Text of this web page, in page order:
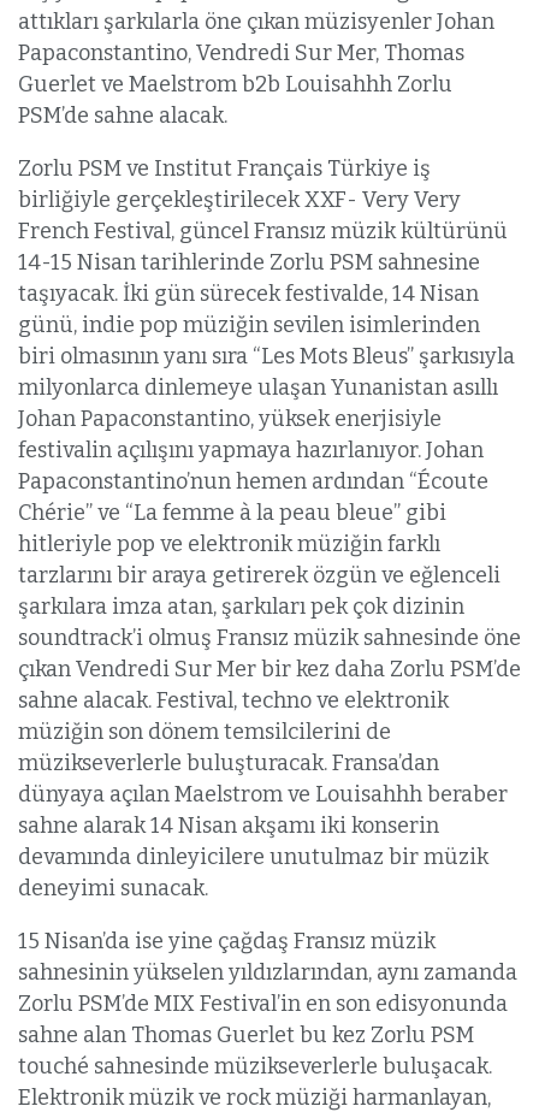
attıkları şarkılarla öne çıkan müzisyenler Johan
Papaconstantino, Vendredi Sur Mer, Thomas
Guerlet ve Maelstrom b2b Louisahhh Zorlu
PSM’de sahne alacak.
Zorlu PSM ve Institut Français Türkiye iş
birliğiyle gerçekleştirilecek XXF- Very Very
French Festival, güncel Fransız müzik kültürünü
14-15 Nisan tarihlerinde Zorlu PSM sahnesine
taşıyacak. İki gün sürecek festivalde, 14 Nisan
günü, indie pop müziğin sevilen isimlerinden
biri olmasının yanı sıra “Les Mots Bleus” şarkısıyla
milyonlarca dinlemeye ulaşan Yunanistan asıllı
Johan Papaconstantino, yüksek enerjisiyle
festivalin açılışını yapmaya hazırlanıyor. Johan
Papaconstantino’nun hemen ardından “Écoute
Chérie” ve “La femme à la peau bleue” gibi
hitleriyle pop ve elektronik müziğin farklı
tarzlarını bir araya getirerek özgün ve eğlenceli
şarkılara imza atan, şarkıları pek çok dizinin
soundtrack’i olmuş Fransız müzik sahnesinde öne
çıkan Vendredi Sur Mer bir kez daha Zorlu PSM’de
sahne alacak. Festival, techno ve elektronik
müziğin son dönem temsilcilerini de
müzikseverlerle buluşturacak. Fransa’dan
dünyaya açılan Maelstrom ve Louisahhh beraber
sahne alarak 14 Nisan akşamı iki konserin
devamında dinleyicilere unutulmaz bir müzik
deneyimi sunacak.
15 Nisan’da ise yine çağdaş Fransız müzik
sahnesinin yükselen yıldızlarından, aynı zamanda
Zorlu PSM’de MIX Festival’in en son edisyonunda
sahne alan Thomas Guerlet bu kez Zorlu PSM
touché sahnesinde müzikseverlerle buluşacak.
Elektronik müzik ve rock müziği harmanlayan,